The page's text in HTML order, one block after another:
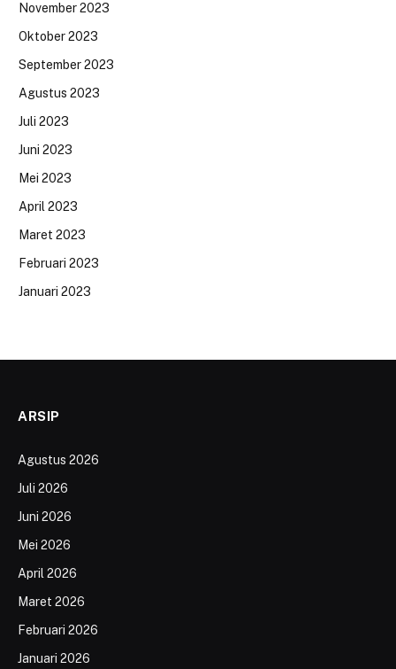
November 2023
Oktober 2023
September 2023
Agustus 2023
Juli 2023
Juni 2023
Mei 2023
April 2023
Maret 2023
Februari 2023
Januari 2023
ARSIP
Agustus 2026
Juli 2026
Juni 2026
Mei 2026
April 2026
Maret 2026
Februari 2026
Januari 2026